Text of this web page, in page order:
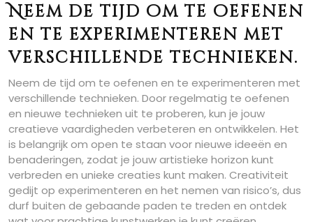
Neem de tijd om te oefenen
en te experimenteren met
verschillende technieken.
Neem de tijd om te oefenen en te experimenteren met
verschillende technieken. Door regelmatig te oefenen
en nieuwe technieken uit te proberen, kun je jouw
creatieve vaardigheden verbeteren en ontwikkelen. Het
is belangrijk om open te staan voor nieuwe ideeën en
benaderingen, zodat je jouw artistieke horizon kunt
verbreden en unieke creaties kunt maken. Creativiteit
gedijt op experimenteren en het nemen van risico’s, dus
durf buiten de gebaande paden te treden en ontdek